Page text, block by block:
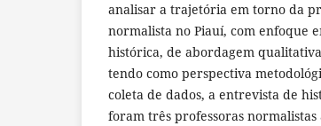
analisar a trajetória em torno da
normalista no Piauí, com enfoque
histórica, de abordagem
tendo como perspectiva
coleta de dados, a entrevista de
foram três professoras